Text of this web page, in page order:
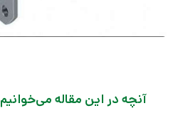
آنچه در این مقاله می‌خوانیم